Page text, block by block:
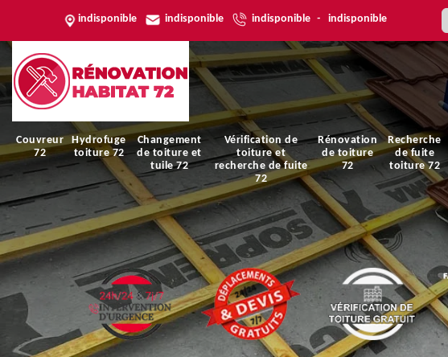
indisponible indisponible indisponible - indisponible
Couvreur
72
Hydrofuge
toiture 72
Changement
de toiture et
tuile 72
Vérification de
toiture et
recherche de fuite
72
Rénovation
de toiture
72
Recherche
de fuite
toiture 72